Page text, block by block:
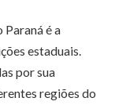
Paraná é a
estaduais.
por sua
regiões do